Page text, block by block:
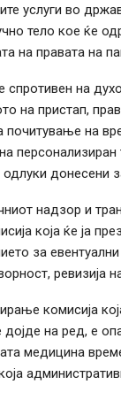
услуги во
тело кое ќе
на правата на
спротивен на
на пристап,
почитување на
донесени
надзор и
која ќе ја
за
ревизија
комисија
на ред, е
медицина